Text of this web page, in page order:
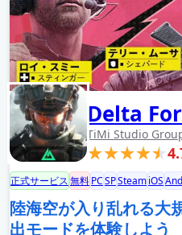
Delta
TiMi Studio
正式サービス無料PCSPSteamiOS
陸海空が入り乱れる大
出モードを体験しよう